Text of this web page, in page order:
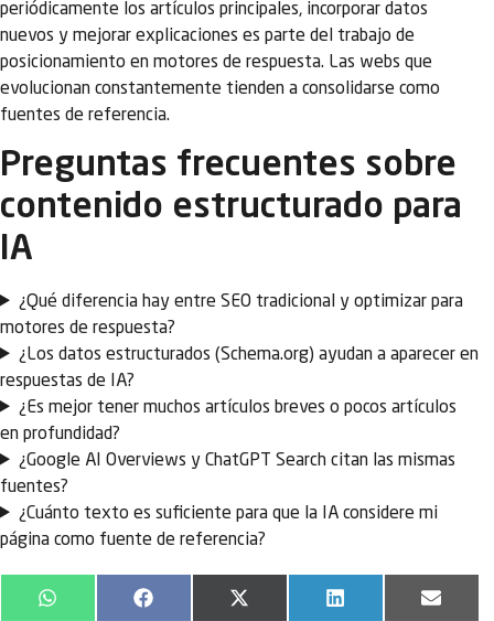
periódicamente los artículos principales, incorporar datos
nuevos y mejorar explicaciones es parte del trabajo de
posicionamiento en motores de respuesta. Las webs que
evolucionan constantemente tienden a consolidarse como
fuentes de referencia.
Preguntas frecuentes sobre
contenido estructurado para
IA
¿Qué diferencia hay entre SEO tradicional y optimizar para
motores de respuesta?
¿Los datos estructurados (Schema.org) ayudan a aparecer en
respuestas de IA?
¿Es mejor tener muchos artículos breves o pocos artículos
en profundidad?
¿Google AI Overviews y ChatGPT Search citan las mismas
fuentes?
¿Cuánto texto es suficiente para que la IA considere mi
página como fuente de referencia?
WhatsApp Facebook
X
LinkedIn Email